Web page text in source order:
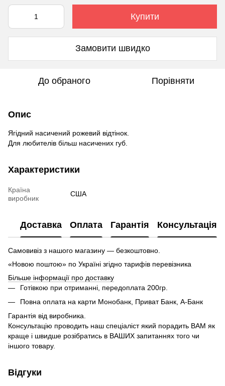
Купити
Замовити швидко
До обраного Порівняти
Опис
Ягідний насичений рожевий відтінок.
Для любителів більш насичених губ.
Характеристики
Країна
виробник
США
Доставка Оплата Гарантія Консультація
Самовивіз з нашого магазину — безкоштовно.
«Новою поштою» по Україні згідно тарифів перевізника
Більше інформації про доставку
Готівкою при отриманні, передоплата 200гр.
Повна оплата на карти Монобанк, Приват Банк, А-Банк
Гарантія від виробника.
Консультацію проводить наш спеціаліст який порадить ВАМ як
краще і швидше розібратись в ВАШИХ запитаннях того чи
іншого товару.
Відгуки